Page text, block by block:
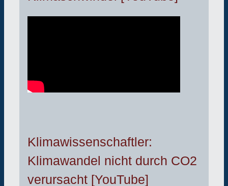
Klimawissenschaftler:
Klimawandel nicht durch CO2
verursacht [YouTube]